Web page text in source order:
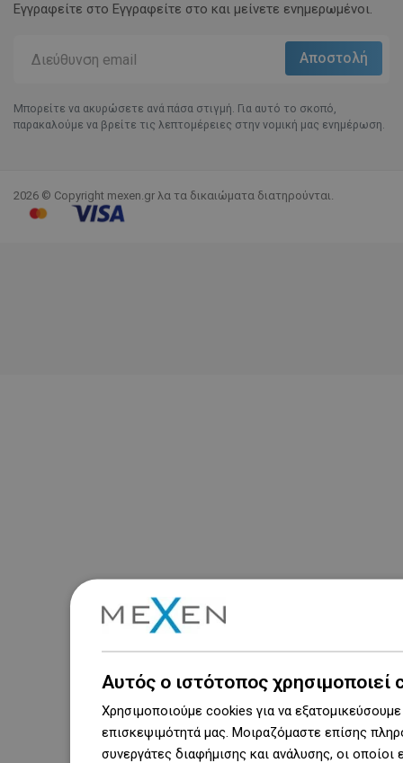
Εγγραφείτε στο Eγγραφείτε στο και μείνετε ενημερωμένοι.
Μπορείτε να ακυρώσετε ανά πάσα στιγμή. Για αυτό το σκοπό,
παρακαλούμε να βρείτε τις λεπτομέρειες στην νομική μας ενημέρωση.
2026 © Copyright mexen.gr λα τα δικαιώματα διατηρούνται.
Αυτός ο ιστότοπος χρησιμοποιεί
Χρησιμοποιούμε cookies για να
επισκεψιμότητά μας. Μοιραζόμαστε επίσης
συνεργάτες διαφήμισης και ανάλυσης, οι